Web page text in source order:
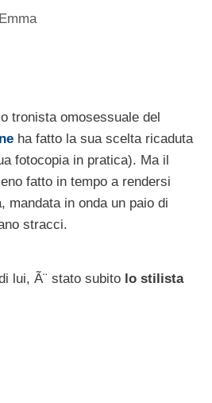
Emma
tronista omosessuale del
ha fatto la sua scelta ricaduta
fotocopia in pratica). Ma il
fatto in tempo a rendersi
mandata in onda un paio di
stracci.
lui, Ã¨ stato subito lo stilista